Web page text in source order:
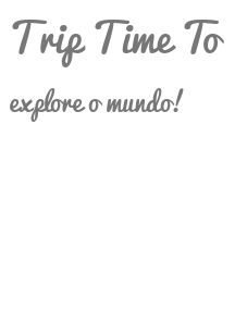
Trip Time To
explore o mundo!